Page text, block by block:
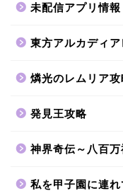
未配信アプリ情報
東方アルカディア
燐光のレムリア攻
発見王攻略
神界奇伝～八百
私を甲子園に連